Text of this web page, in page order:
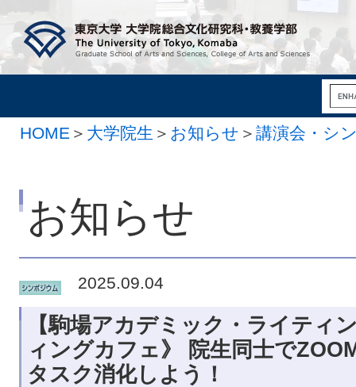
HOME ＞ 大学院生 ＞ お知らせ ＞ 講演会・シ
お知らせ
2025.09.04
【駒場アカデミック・ライティ
ィングカフェ》 院生同士で
タスク消化しよう！